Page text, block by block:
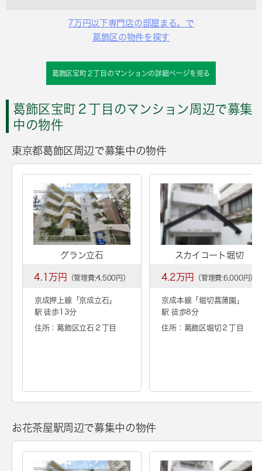
7万円以下専門店の部屋まる。で
葛飾区の物件を探す
葛飾区宝町２丁目のマンションの詳細ページを見る
葛飾区宝町２丁目のマンション周辺で募集
中の物件
東京都葛飾区周辺で募集中の物件
グラン立石
4.1万円 （管理費:4,500円）
京成押上線「京成立石 」
駅 徒歩13分
住所：葛飾区立石２丁目
スカイコート堀切
4.2万円 （管理費:6,000円）
京成本線「堀切菖蒲園 」
駅 徒歩8分
住所：葛飾区堀切２丁目
お花茶屋駅周辺で募集中の物件